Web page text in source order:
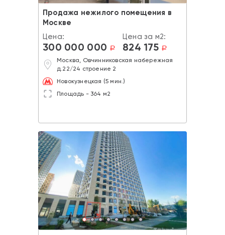
Продажа нежилого помещения в
Москве
Цена:
300 000 000 a
Цена за м2:
824 175 a
Москва, Овчинниковская набережная
д.22/24 строение 2
Новокузнецкая (5 мин.)
Площадь - 364 м2